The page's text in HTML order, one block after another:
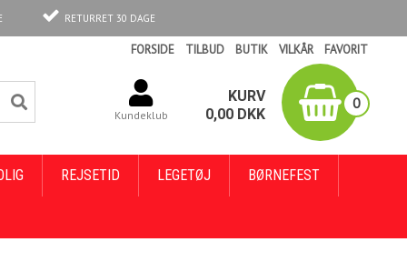
RETURRET 30 DAGE
FORSIDE TILBUD BUTIK VILKÅR FAVORIT
KURV 0
0,00 DKK
Kundeklub
REJSETID LEGETØJ BØRNEFEST